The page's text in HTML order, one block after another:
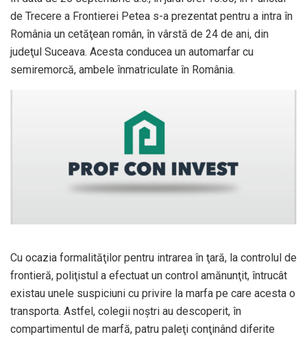
de Trecere a Frontierei Petea s-a prezentat pentru a intra în
România un cetăţean român, în vârstă de 24 de ani, din
judeţul Suceava. Acesta conducea un automarfar cu
semiremorcă, ambele înmatriculate în România.
Cu ocazia formalităţilor pentru intrarea în ţară, la controlul de
frontieră, poliţistul a efectuat un control amănunţit, întrucât
existau unele suspiciuni cu privire la marfa pe care acesta o
transporta. Astfel, colegii noştri au descoperit, în
compartimentul de marfă, patru paleţi conţinând diferite